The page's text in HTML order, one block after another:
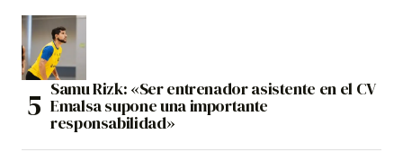
Samu Rizk: «Ser entrenador asistente en el CV
Emalsa supone una importante
responsabilidad»